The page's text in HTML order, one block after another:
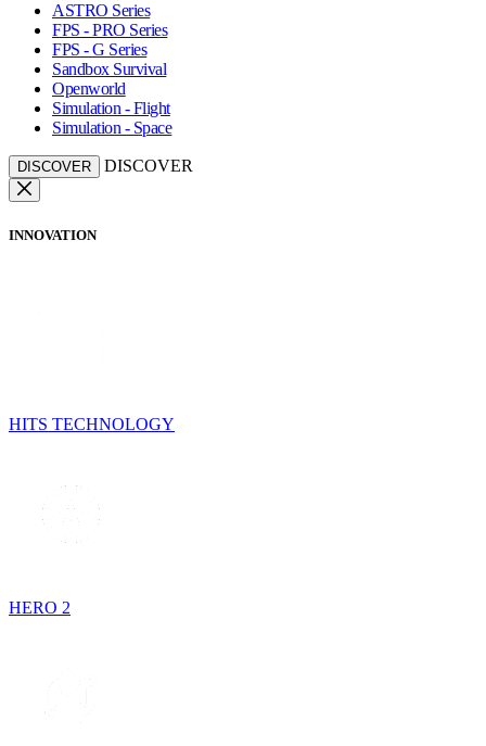
ASTRO Series
FPS - PRO Series
FPS - G Series
Sandbox Survival
Openworld
Simulation - Flight
Simulation - Space
DISCOVER DISCOVER
INNOVATION
HITS TECHNOLOGY
HERO 2